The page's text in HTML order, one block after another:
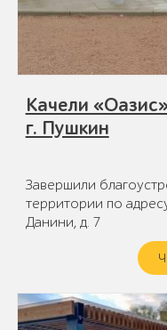
Качели
г. Пушкин
Завершили
территории по
Данини, д. 7